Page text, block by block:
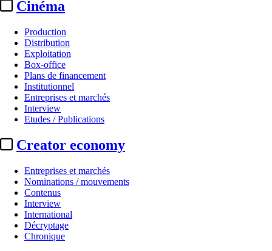
Cinéma
Production
Distribution
Exploitation
Box-office
Plans de financement
Institutionnel
Entreprises et marchés
Interview
Etudes / Publications
Creator economy
Entreprises et marchés
Nominations / mouvements
Contenus
Interview
International
Décryptage
Chronique